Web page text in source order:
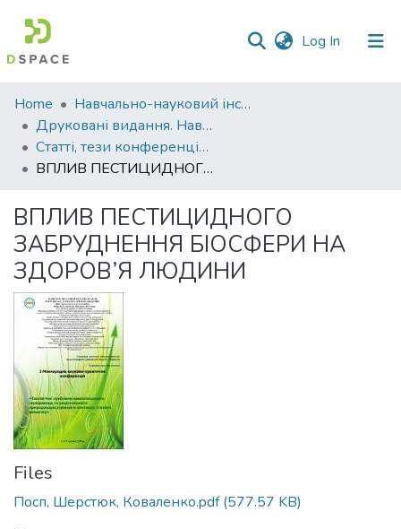
Log In (current)
Communities
&
Collections
All of DSpace
Statistics
Home
Навчально-науковий інститут агротехнологій, селекції та екології
Друковані видання. Навчально-науковий інститут агротехнологій, селекції та екології
Статті, тези конференцій. Навчально-науковий інститут агротехнологій, селекції та екології
ВПЛИВ ПЕСТИЦИДНОГО ЗАБРУДНЕННЯ БІОСФЕРИ НА ЗДОРОВ’Я ЛЮДИНИ
ВПЛИВ ПЕСТИЦИДНОГО
ЗАБРУДНЕННЯ БІОСФЕРИ НА
ЗДОРОВ’Я ЛЮДИНИ
Files
Посп, Шерстюк, Коваленко.pdf(577.57 KB)